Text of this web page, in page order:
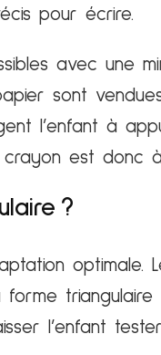
pour écrire.
avec une
sont
l’enfant à
est donc
?
optimale.
l’enfant